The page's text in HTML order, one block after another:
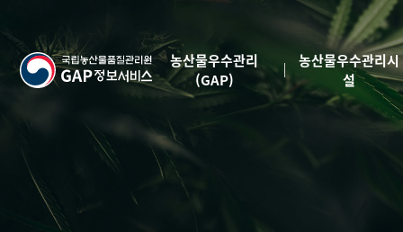
국
산
농산물우수관리
(GAP)
농산물우수관리시
설